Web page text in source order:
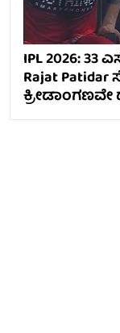
IPL 2026: 33
Rajat
ಕ್ರೀಡಾಂಗಣವೇ